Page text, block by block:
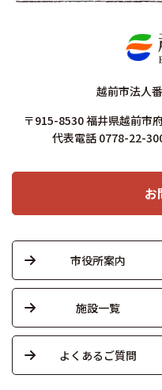
越前市法人
〒915-8530 福井県越前市
代表電話 0778-22-
お
市役所案内
施設一覧
よくあるご質問